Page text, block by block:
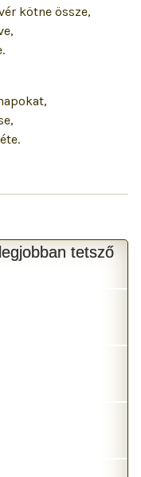
kötne össze,
tetsző